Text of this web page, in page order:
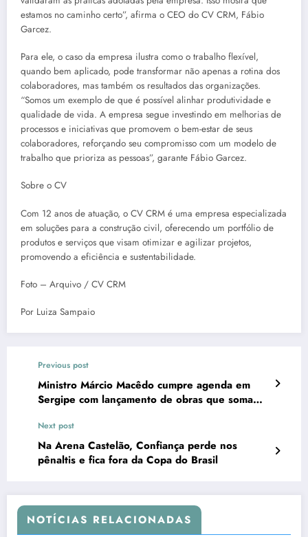
estamos no caminho certo”, afirma o CEO do CV CRM, Fábio
Garcez.
Para ele, o caso da empresa ilustra como o trabalho flexível,
quando bem aplicado, pode transformar não apenas a rotina dos
colaboradores, mas também os resultados das organizações.
“Somos um exemplo de que é possível alinhar produtividade e
qualidade de vida. A empresa segue investindo em melhorias de
processos e iniciativas que promovem o bem-estar de seus
colaboradores, reforçando seu compromisso com um modelo de
trabalho que prioriza as pessoas”, garante Fábio Garcez.
Sobre o CV
Com 12 anos de atuação, o CV CRM é uma empresa especializada
em soluções para a construção civil, oferecendo um portfólio de
produtos e serviços que visam otimizar e agilizar projetos,
promovendo a eficiência e sustentabilidade.
Foto – Arquivo / CV CRM
Por Luiza Sampaio
Previous post
Ministro Márcio Macêdo cumpre agenda em
Sergipe com lançamento de obras que somam
Next post
Na Arena Castelão, Confiança perde nos
pênaltis e fica fora da Copa do Brasil
NOTÍCIAS RELACIONADAS